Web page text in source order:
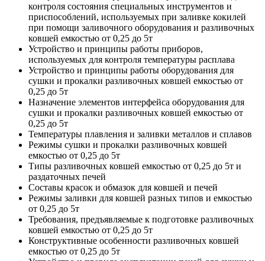
контроля состояния специальных инструментов и
приспособлений, используемых при заливке кокилей
при помощи заливочного оборудования и разливочных
ковшей емкостью от 0,25 до 5т
Устройство и принципы работы приборов,
используемых для контроля температуры расплава
Устройство и принципы работы оборудования для
сушки и прокалки разливочных ковшей емкостью от
0,25 до 5т
Назначение элементов интерфейса оборудования для
сушки и прокалки разливочных ковшей емкостью от
0,25 до 5т
Температуры плавления и заливки металлов и сплавов
Режимы сушки и прокалки разливочных ковшей
емкостью от 0,25 до 5т
Типы разливочных ковшей емкостью от 0,25 до 5т и
раздаточных печей
Составы красок и обмазок для ковшей и печей
Режимы заливки для ковшей разных типов и емкостью
от 0,25 до 5т
Требования, предъявляемые к подготовке разливочных
ковшей емкостью от 0,25 до 5т
Конструктивные особенности разливочных ковшей
емкостью от 0,25 до 5т